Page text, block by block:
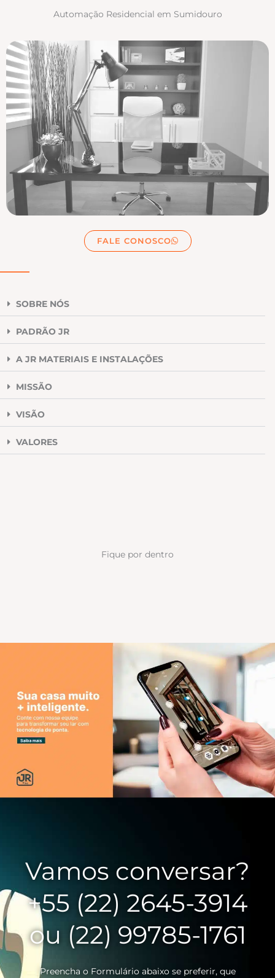
Automação Residencial em Sumidouro
FALE CONOSCO
SOBRE NÓS
PADRÃO JR
A JR MATERIAIS E INSTALAÇÕES
MISSÃO
VISÃO
VALORES
Fique por dentro
Vamos conversar?
+55 (22) 2645-3914
ou (22) 99785-1761
Preencha o Formulário abaixo se preferir, que